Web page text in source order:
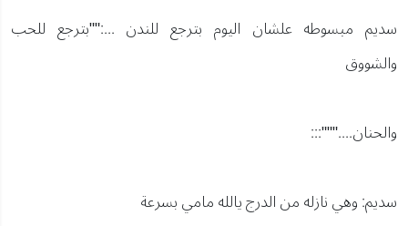
سديم مبسوطه علشان اليوم بترجع للندن ...:""بترجع للحب
والشووق
والحنان....""":::
سديم: وهي نازله من الدرج يالله مامي بسرعة